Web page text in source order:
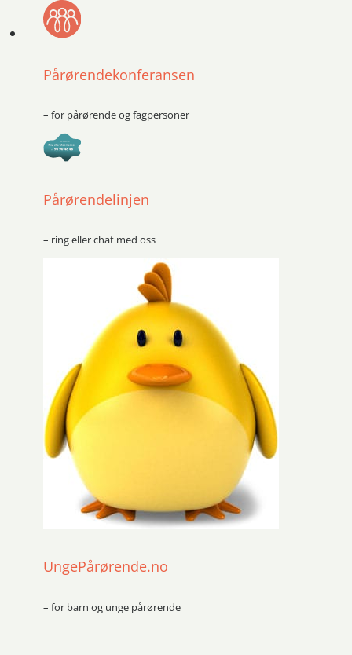
Pårørendekonferansen
– for pårørende og fagpersoner
Pårørendelinjen
– ring eller chat med oss
UngePårørende.no
– for barn og unge pårørende